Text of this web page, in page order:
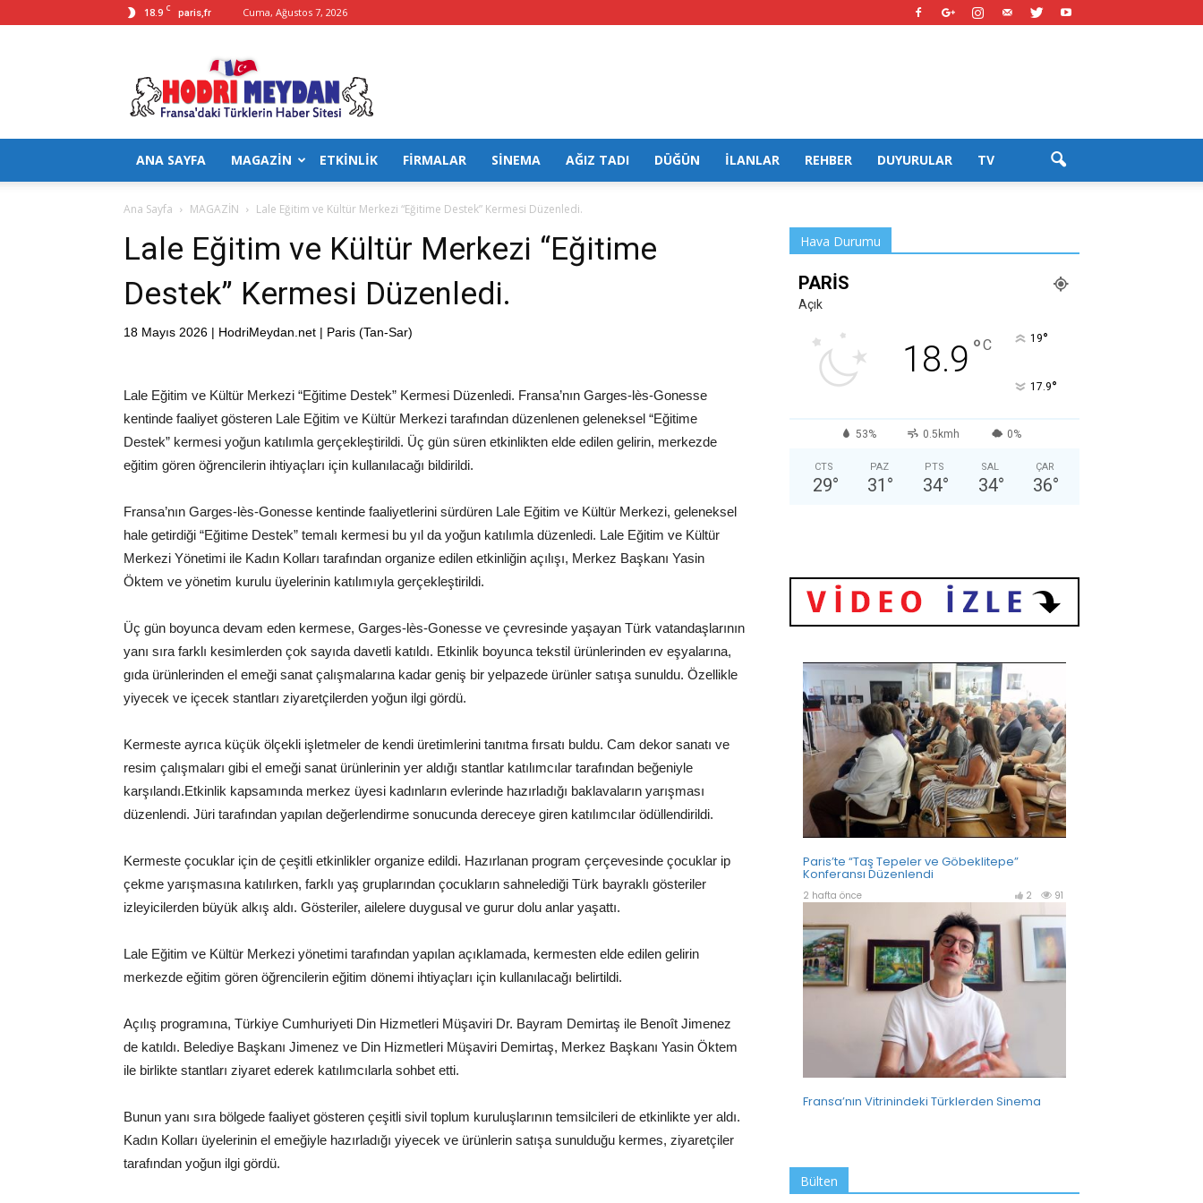
18.9 C paris,fr Cuma, Ağustos 7, 2026
Hodrimeydan
ANA SAYFA MAGAZİN ETKİNLİK FİRMALAR SİNEMA AĞIZ TADI DÜĞÜN İLANLAR REHBER DUYURULAR TV
Ana Sayfa MAGAZİN Lale Eğitim ve Kültür Merkezi “Eğitime Destek” Kermesi Düzenledi.
Lale Eğitim ve Kültür Merkezi “Eğitime
Destek” Kermesi Düzenledi.
18 Mayıs 2026 | HodriMeydan.net | Paris (Tan-Sar)
Lale Eğitim ve Kültür Merkezi “Eğitime Destek” Kermesi Düzenledi. Fransa’nın Garges-lès-Gonesse
kentinde faaliyet gösteren Lale Eğitim ve Kültür Merkezi tarafından düzenlenen geleneksel “Eğitime
Destek” kermesi yoğun katılımla gerçekleştirildi. Üç gün süren etkinlikten elde edilen gelirin, merkezde
eğitim gören öğrencilerin ihtiyaçları için kullanılacağı bildirildi.
Fransa’nın Garges-lès-Gonesse kentinde faaliyetlerini sürdüren Lale Eğitim ve Kültür Merkezi, geleneksel
hale getirdiği “Eğitime Destek” temalı kermesi bu yıl da yoğun katılımla düzenledi. Lale Eğitim ve Kültür
Merkezi Yönetimi ile Kadın Kolları tarafından organize edilen etkinliğin açılışı, Merkez Başkanı Yasin
Öktem ve yönetim kurulu üyelerinin katılımıyla gerçekleştirildi.
Üç gün boyunca devam eden kermese, Garges-lès-Gonesse ve çevresinde yaşayan Türk vatandaşlarının
yanı sıra farklı kesimlerden çok sayıda davetli katıldı. Etkinlik boyunca tekstil ürünlerinden ev eşyalarına,
gıda ürünlerinden el emeği sanat çalışmalarına kadar geniş bir yelpazede ürünler satışa sunuldu. Özellikle
yiyecek ve içecek stantları ziyaretçilerden yoğun ilgi gördü.
Kermeste ayrıca küçük ölçekli işletmeler de kendi üretimlerini tanıtma fırsatı buldu. Cam dekor sanatı ve
resim çalışmaları gibi el emeği sanat ürünlerinin yer aldığı stantlar katılımcılar tarafından beğeniyle
karşılandı.Etkinlik kapsamında merkez üyesi kadınların evlerinde hazırladığı baklavaların yarışması
düzenlendi. Jüri tarafından yapılan değerlendirme sonucunda dereceye giren katılımcılar ödüllendirildi.
Kermeste çocuklar için de çeşitli etkinlikler organize edildi. Hazırlanan program çerçevesinde çocuklar ip
çekme yarışmasına katılırken, farklı yaş gruplarından çocukların sahnelediği Türk bayraklı gösteriler
izleyicilerden büyük alkış aldı. Gösteriler, ailelere duygusal ve gurur dolu anlar yaşattı.
Lale Eğitim ve Kültür Merkezi yönetimi tarafından yapılan açıklamada, kermesten elde edilen gelirin
merkezde eğitim gören öğrencilerin eğitim dönemi ihtiyaçları için kullanılacağı belirtildi.
Açılış programına, Türkiye Cumhuriyeti Din Hizmetleri Müşaviri Dr. Bayram Demirtaş ile Benoît Jimenez
de katıldı. Belediye Başkanı Jimenez ve Din Hizmetleri Müşaviri Demirtaş, Merkez Başkanı Yasin Öktem
ile birlikte stantları ziyaret ederek katılımcılarla sohbet etti.
Bunun yanı sıra bölgede faaliyet gösteren çeşitli sivil toplum kuruluşlarının temsilcileri de etkinlikte yer aldı.
Kadın Kolları üyelerinin el emeğiyle hazırladığı yiyecek ve ürünlerin satışa sunulduğu kermes, ziyaretçiler
tarafından yoğun ilgi gördü.
Hava Durumu
PARIS
Açık
18.9 °C 19°
17.9°
53% 0.5kmh 0%
CTS
29°
PAZ
31 °
PTS
34°
SAL
34°
ÇAR
36°
Bülten